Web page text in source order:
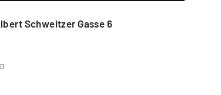
Schweitzer Gasse 6